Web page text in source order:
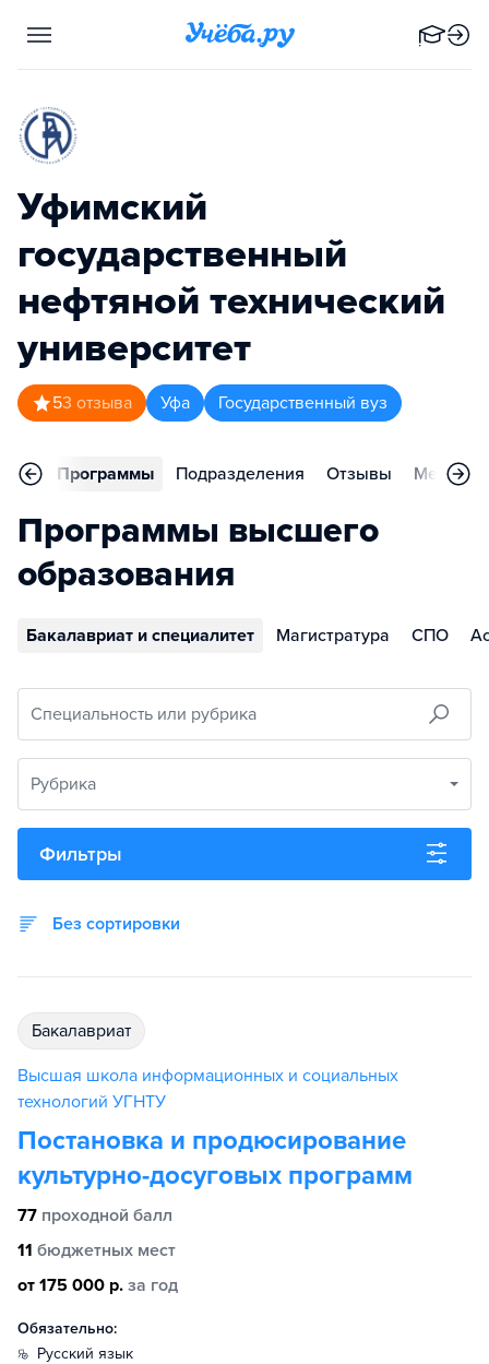
Уфимский
государственный
нефтяной технический
университет
53 отзыва Уфа Государственный вуз
Программы Подразделения Отзывы
Программы высшего
образования
Бакалавриат и специалитет Магистратура СПО
Специальность или рубрика
Рубрика
Фильтры
Без сортировки
бакалавриат
Высшая школа информационных и социальных
технологий УГНТУ
Постановка и продюсирование
культурно-досуговых программ
77 проходной балл
11 бюджетных мест
от 175 000 р. за год
Обязательно:
русский язык